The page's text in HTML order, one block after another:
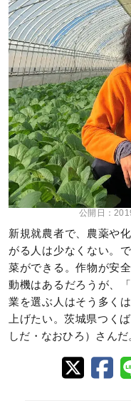
公開日：
新規就農者で、農薬や
がる人は少なくない。
菜ができる。作物が安
動機はあるだろうが、
業を選ぶ人はそう多く
上げたい。茨城県つく
しだ・なおひろ）さんだ